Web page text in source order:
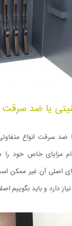
یا ضد سرقت
ضد سرقت انواع
مزایای خاص خود را
اصلی آن غیر ممکن
دارد و باید بگوییم